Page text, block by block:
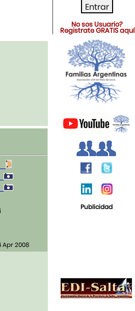
Apr 2008
No sos Usuario?
Registrate GRATIS aquí
Publicidad